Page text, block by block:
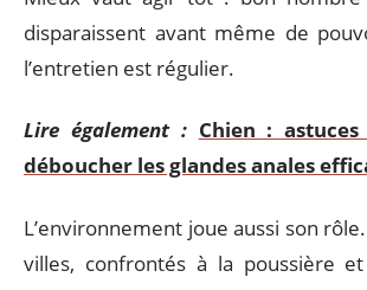
disparaissent avant même de
l’entretien est régulier.
Lire également : Chien :
déboucher les glandes anales
L’environnement joue aussi son
villes, confrontés à la poussière